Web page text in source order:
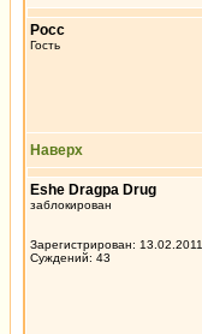
Росс
Гость
Наверх
Eshe Dragpa Drug
заблокирован
Зарегистрирован: 13.02.2011
Суждений: 43